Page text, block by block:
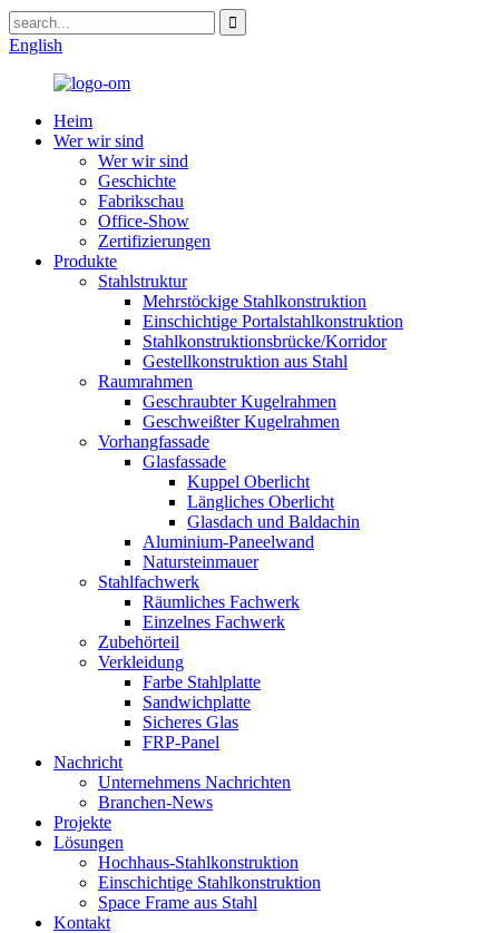
English
Heim
Wer wir sind
Wer wir sind
Geschichte
Fabrikschau
Office-Show
Zertifizierungen
Produkte
Stahlstruktur
Mehrstöckige Stahlkonstruktion
Einschichtige Portalstahlkonstruktion
Stahlkonstruktionsbrücke/Korridor
Gestellkonstruktion aus Stahl
Raumrahmen
Geschraubter Kugelrahmen
Geschweißter Kugelrahmen
Vorhangfassade
Glasfassade
Kuppel Oberlicht
Längliches Oberlicht
Glasdach und Baldachin
Aluminium-Paneelwand
Natursteinmauer
Stahlfachwerk
Räumliches Fachwerk
Einzelnes Fachwerk
Zubehörteil
Verkleidung
Farbe Stahlplatte
Sandwichplatte
Sicheres Glas
FRP-Panel
Nachricht
Unternehmens Nachrichten
Branchen-News
Projekte
Lösungen
Hochhaus-Stahlkonstruktion
Einschichtige Stahlkonstruktion
Space Frame aus Stahl
Kontakt